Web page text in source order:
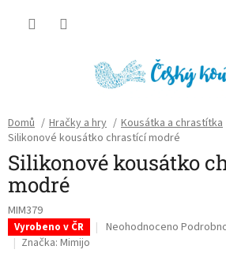
Domů / Hračky a hry / Kousátka a chrastítka
Silikonové kousátko chrastící modré
Silikonové kousátko
modré
MIM379
Vyrobeno v ČR
Průměrné
Neohodnoceno
Značka: Mimijo